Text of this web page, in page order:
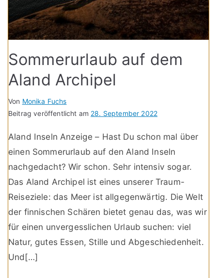
Sommerurlaub auf dem
Aland Archipel
Von Monika Fuchs
Beitrag veröffentlicht am 28. September 2022
Aland Inseln Anzeige – Hast Du schon mal über
einen Sommerurlaub auf den Aland Inseln
nachgedacht? Wir schon. Sehr intensiv sogar.
Das Aland Archipel ist eines unserer Traum-
Reiseziele: das Meer ist allgegenwärtig. Die Welt
der finnischen Schären bietet genau das, was wir
für einen unvergesslichen Urlaub suchen: viel
Natur, gutes Essen, Stille und Abgeschiedenheit.
Und[…]